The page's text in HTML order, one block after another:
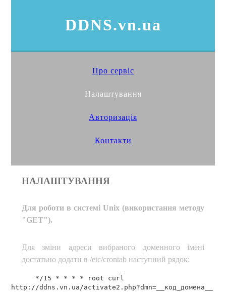
DDNS.vn.ua
Про сервіс
Налаштування
Авторизація
Контакти
НАЛАШТУВАННЯ
Для роботи в системі Unix (використання методу
"GET").
Для зміни адреси вибраного доменного імені
достатьно додати в /etc/crontab наступний рядок:
*/15 * * * * root curl
http://ddns.vn.ua/activate2.php?dmn=__код_домена__